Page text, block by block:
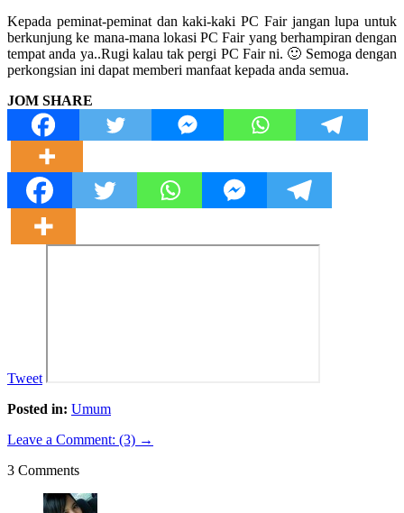
Kepada peminat-peminat dan kaki-kaki PC Fair jangan lupa untuk
berkunjung ke mana-mana lokasi PC Fair yang berhampiran dengan
tempat anda ya..Rugi kalau tak pergi PC Fair ni. 🙂 Semoga dengan
perkongsian ini dapat memberi manfaat kepada anda semua.
JOM SHARE
Tweet
Posted in: Umum
Leave a Comment: (3) →
3 Comments